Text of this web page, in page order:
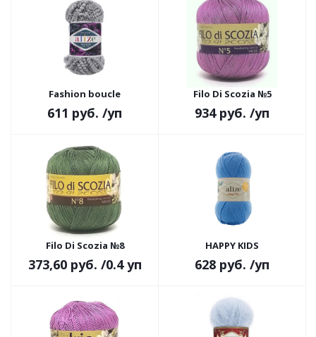
Fashion boucle
611 руб. /уп
Filo Di Scozia №5
934 руб. /уп
Filo Di Scozia №8
373,60 руб. /0.4 уп
HAPPY KIDS
628 руб. /уп